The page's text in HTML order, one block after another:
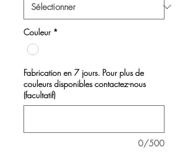
Couleur *
Fabrication en 7 jours. Pour plus de
couleurs disponibles contactez-nous
(facultatif)
0/500